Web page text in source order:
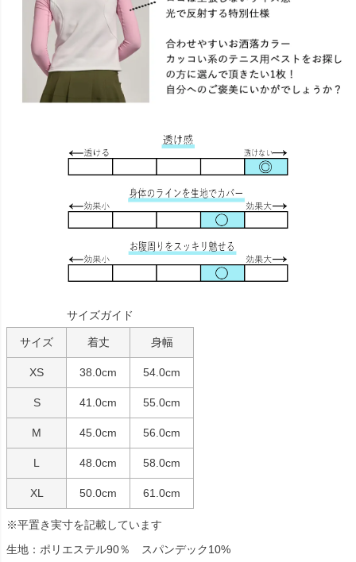
サイズガイド
サイズ 着丈 身幅
XS 38.0cm 54.0cm
S 41.0cm 55.0cm
M 45.0cm 56.0cm
L 48.0cm 58.0cm
XL 50.0cm 61.0cm
※平置き実寸を記載しています
生地：ポリエステル90％ スパンデック10%